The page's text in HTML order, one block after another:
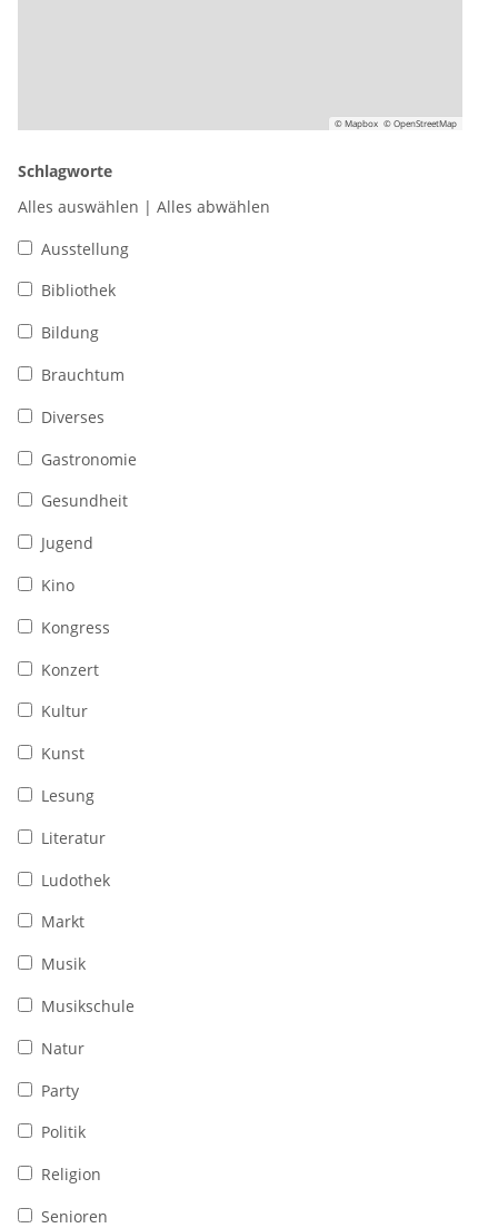
© Mapbox © OpenStreetMap
Schlagworte
Alles auswählen | Alles abwählen
Ausstellung
Bibliothek
Bildung
Brauchtum
Diverses
Gastronomie
Gesundheit
Jugend
Kino
Kongress
Konzert
Kultur
Kunst
Lesung
Literatur
Ludothek
Markt
Musik
Musikschule
Natur
Party
Politik
Religion
Senioren